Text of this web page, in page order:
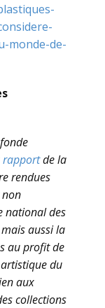
monde-de-
rapportde la
rendues
national des
aussi la
au profit de
du
aux
collections